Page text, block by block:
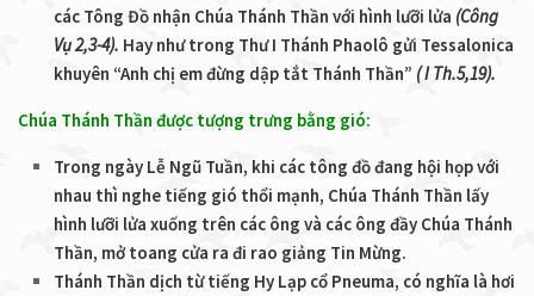
các Tông Đồ nhận Chúa Thánh Thần với hình lưỡi lửa (Công
Vụ 2,3-4). Hay như trong Thư I Thánh Phaolô gửi Tessalonica
khuyên “Anh chị em đừng dập tắt Thánh Thần” ( I Th.5,19).
Chúa Thánh Thần được tượng trưng bằng gió:
Trong ngày Lễ Ngũ Tuần, khi các tông đồ đang hội họp với
nhau thì nghe tiếng gió thổi mạnh, Chúa Thánh Thần lấy
hình lưỡi lửa xuống trên các ông và các ông đầy Chúa Thánh
Thần, mở toang cửa ra đi rao giảng Tin Mừng.
Thánh Thần dịch từ tiếng Hy Lạp cổ Pneuma, có nghĩa là hơi